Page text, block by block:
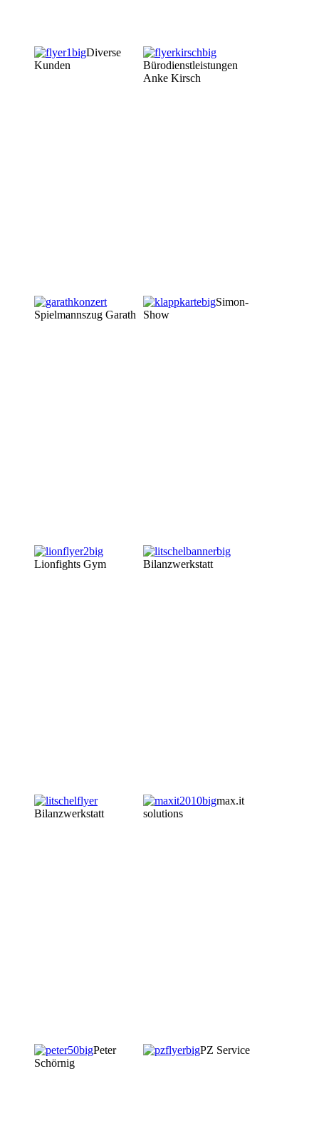
Diverse
Kunden
Bürodienstleistungen
Anke Kirsch
Spielmannszug Garath
Simon-
Show
Lionfights Gym Bilanzwerkstatt
Bilanzwerkstatt
max.it
solutions
Peter
Schörnig
PZ Service